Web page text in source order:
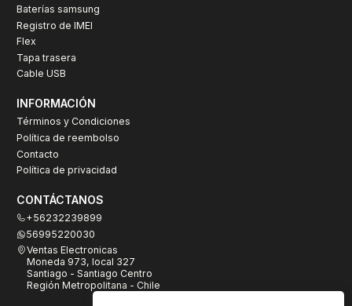
Baterías samsung
Registro de IMEI
Flex
Tapa trasera
Cable USB
INFORMACIÓN
Términos y Condiciones
Política de reembolso
Contacto
Política de privacidad
CONTÁCTANOS
+56232239899
56995220030
Ventas Electronicas
Moneda 973, local 327
Santiago - Santiago Centro
Región Metropolitana - Chile